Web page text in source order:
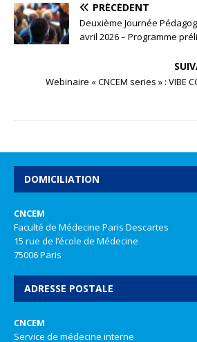
PRÉCÉDENT
Deuxième Journée
avril 2026 – Programme
Webinaire « CNCEM series » : VIBE
DOMICILIATION
CNCEM
Faculté de Médecine Paris Descartes
15 rue de l’école de Médecine
75006 Paris
ADRESSE POSTALE
CNCEM
Service de médecine interne